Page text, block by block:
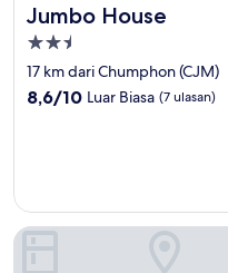
Jumbo House
Jumbo House
Properti
bintang
2.5
17 km dari Chumphon (CJM)
8.6
ulasan)
8,6/10 Luar Biasa (7 ulasan)
Nana Beach Hotel